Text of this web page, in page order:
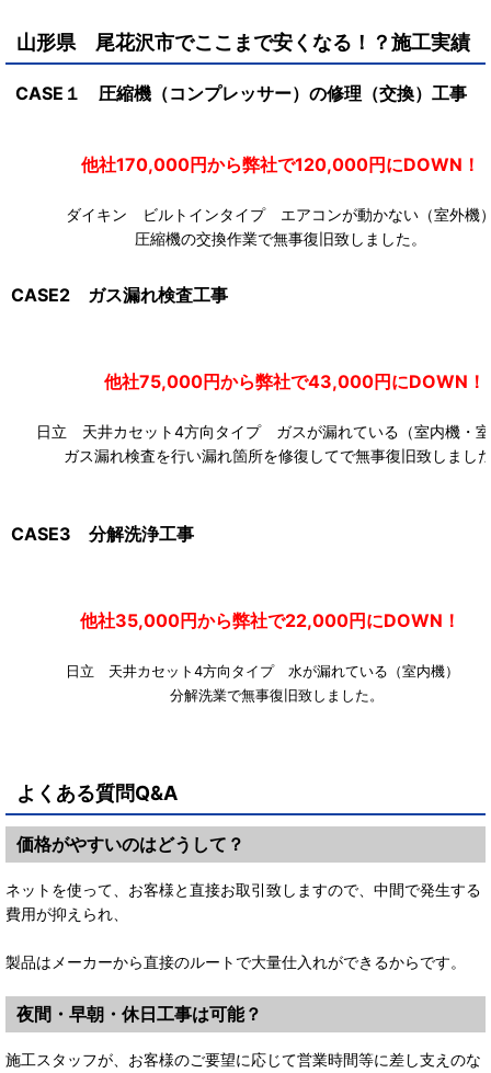
山形県 尾花沢市でここまで安くなる！？施工実績
CASE１ 圧縮機（コンプレッサー）の修理（交換）工事
他社170,000円から弊社で120,000円に
ダイキン ビルトインタイプ エアコンが動かない（室外機
圧縮機の交換作業で無事復旧致しました。
CASE2 ガス漏れ検査工事
他社75,000円から弊社で43,000円にDOWN！
日立 天井カセット4方向タイプ ガスが漏れている（室内機・
ガス漏れ検査を行い漏れ箇所を修復してで無事復旧致しまし
CASE3 分解洗浄工事
他社35,000円から弊社で22,000円にDOWN！
日立 天井カセット4方向タイプ 水が漏れている（室内機
分解洗業で無事復旧致しました。
よくある質問Q&A
価格がやすいのはどうして？
ネットを使って、お客様と直接お取引致しますので、中間で発生する
費用が抑えられ、
製品はメーカーから直接のルートで大量仕入れができるからです。
夜間・早朝・休日工事は可能？
施工スタッフが、お客様のご要望に応じて営業時間等に差し支えのな